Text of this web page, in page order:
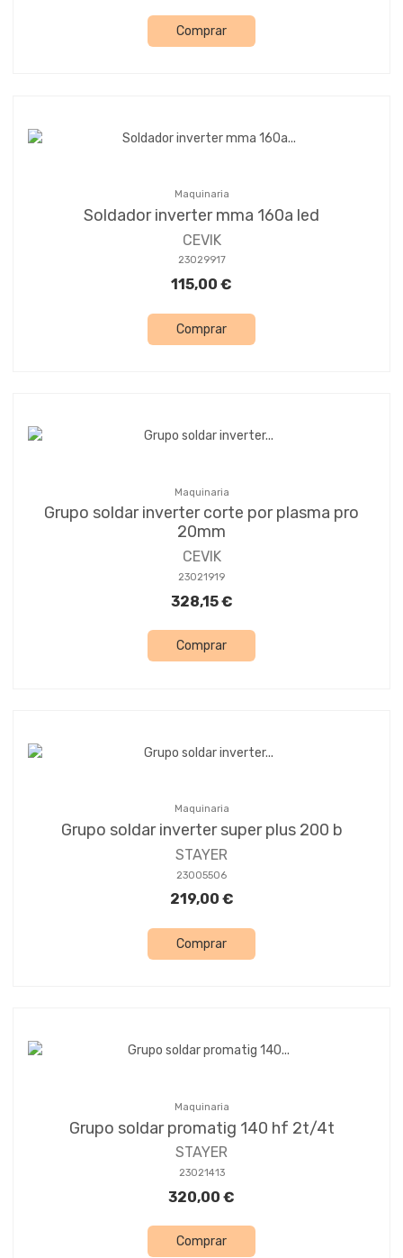
Comprar
Maquinaria
Soldador inverter mma 160a led
CEVIK
23029917
115,00 €
Comprar
Maquinaria
Grupo soldar inverter corte por plasma pro
20mm
CEVIK
23021919
328,15 €
Comprar
Maquinaria
Grupo soldar inverter super plus 200 b
STAYER
23005506
219,00 €
Comprar
Maquinaria
Grupo soldar promatig 140 hf 2t/4t
STAYER
23021413
320,00 €
Comprar